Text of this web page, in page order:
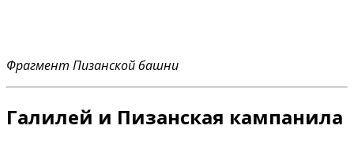
Фрагмент Пизанской башни
Галилей и Пизанская кампанила